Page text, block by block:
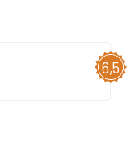
6,5